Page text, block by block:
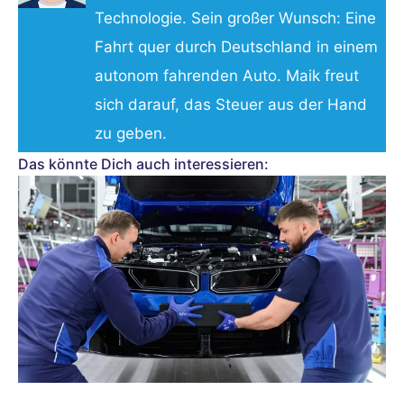
Technologie. Sein großer Wunsch: Eine
Fahrt quer durch Deutschland in einem
autonom fahrenden Auto. Maik freut
sich darauf, das Steuer aus der Hand
zu geben.
Das könnte Dich auch interessieren: